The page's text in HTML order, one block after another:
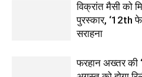
विक्रांत मैसी को
पुरस्कार, ‘12th
सराहना
फरहान अख्तर की